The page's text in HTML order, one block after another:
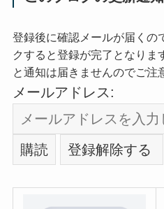
登録後に確認メールが届くの
クすると登録が完了となりま
と通知は届きませんのでご注
メールアドレス: